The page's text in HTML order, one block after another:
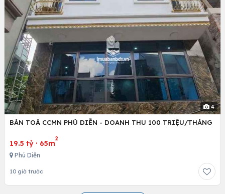
4
BÁN TOÀ CCMN PHÚ DIỄN - DOANH THU 100 TRIỆU/THÁNG
19.5 tỷ · 65m
2
Phú Diễn
10 giờ trước